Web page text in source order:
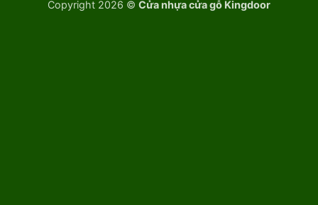
Copyright 2026 © Cửa nhựa cửa gỗ Kingdoor